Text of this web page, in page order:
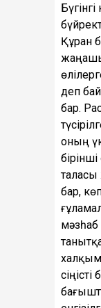
Құран
деп
бар.
оның
таласы
бар,